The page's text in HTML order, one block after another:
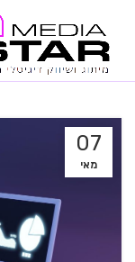
07
מאי